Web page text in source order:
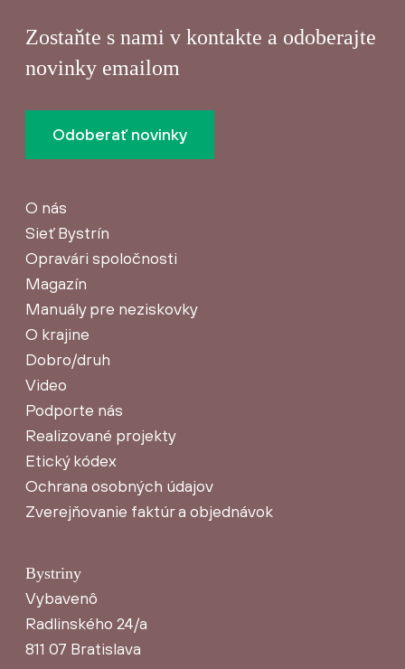
O nás
Sieť Bystrín
Opravári spoločnosti
Magazín
Manuály pre neziskovky
O krajine
Dobro/druh
Video
Podporte nás
Realizované projekty
Etický kódex
Ochrana osobných údajov
Zverejňovanie faktúr a objednávok
Bystriny
Vybavenô
Radlinského 24/a
811 07 Bratislava
Zostaňte s nami v kontakte a odoberajte
novinky emailom
Odoberať novinky